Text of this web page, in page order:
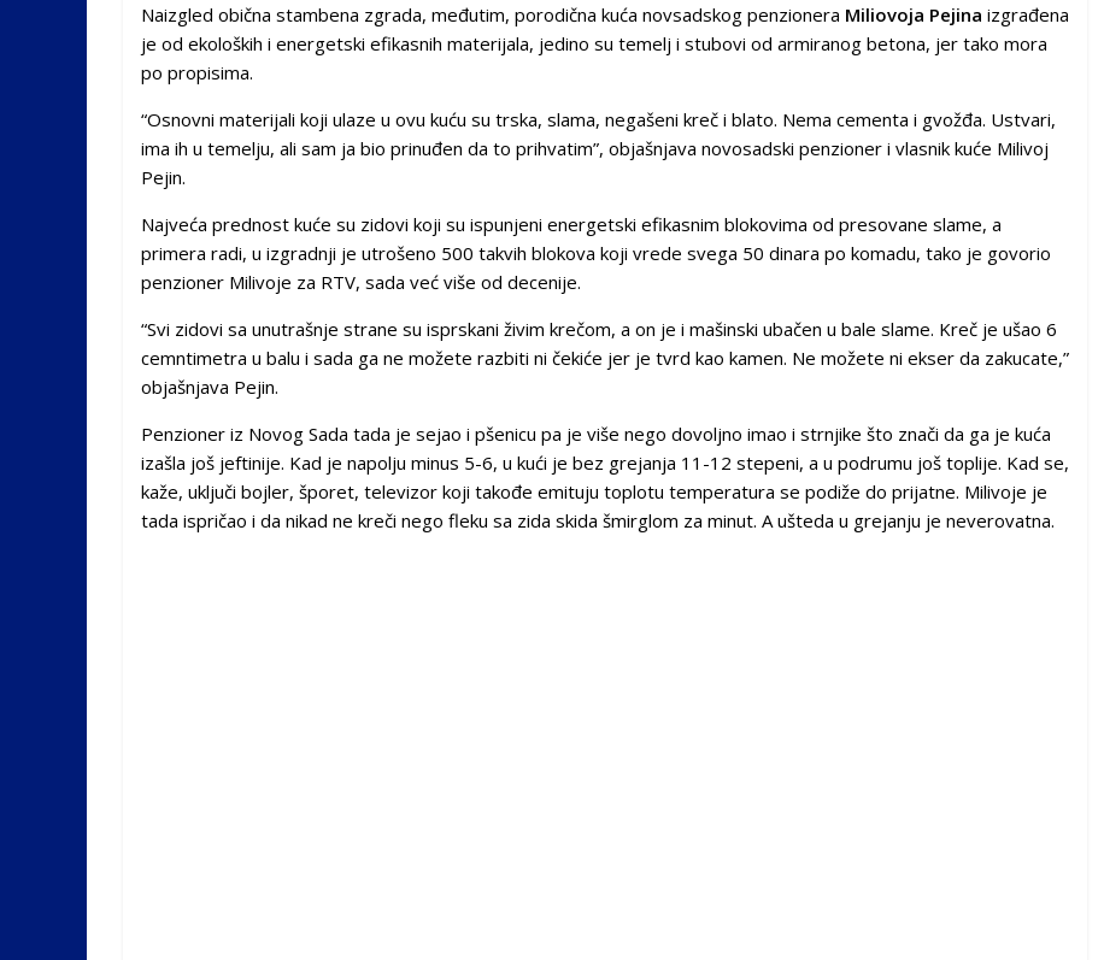
Naizgled obična stambena zgrada, međutim, porodična kuća novsadskog penzionera Miliovoja Pejina izgrađena
je od ekoloških i energetski efikasnih materijala, jedino su temelj i stubovi od armiranog betona, jer tako mora
po propisima.
“Osnovni materijali koji ulaze u ovu kuću su trska, slama, negašeni kreč i blato. Nema cementa i gvožđa. Ustvari,
ima ih u temelju, ali sam ja bio prinuđen da to prihvatim”, objašnjava novosadski penzioner i vlasnik kuće Milivoj
Pejin.
Najveća prednost kuće su zidovi koji su ispunjeni energetski efikasnim blokovima od presovane slame, a
primera radi, u izgradnji je utrošeno 500 takvih blokova koji vrede svega 50 dinara po komadu, tako je govorio
penzioner Milivoje za RTV, sada već više od decenije.
“Svi zidovi sa unutrašnje strane su isprskani živim krečom, a on je i mašinski ubačen u bale slame. Kreč je ušao 6
cemntimetra u balu i sada ga ne možete razbiti ni čekiće jer je tvrd kao kamen. Ne možete ni ekser da zakucate,”
objašnjava Pejin.
Penzioner iz Novog Sada tada je sejao i pšenicu pa je više nego dovoljno imao i strnjike što znači da ga je kuća
izašla još jeftinije. Kad je napolju minus 5-6, u kući je bez grejanja 11-12 stepeni, a u podrumu još toplije. Kad se,
kaže, uključi bojler, šporet, televizor koji takođe emituju toplotu temperatura se podiže do prijatne. Milivoje je
tada ispričao i da nikad ne kreči nego fleku sa zida skida šmirglom za minut. A ušteda u grejanju je neverovatna.